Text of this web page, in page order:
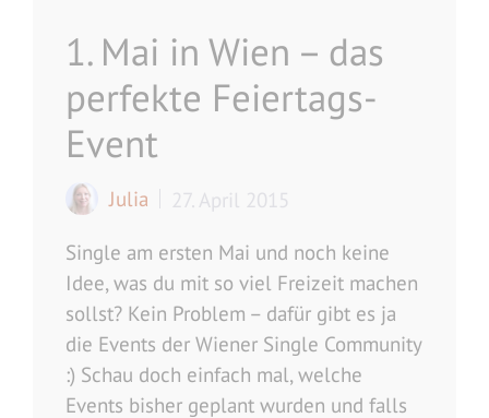
1. Mai in Wien – das
perfekte Feiertags-
Event
Julia 27. April 2015
Single am ersten Mai und noch keine
Idee, was du mit so viel Freizeit machen
sollst? Kein Problem – dafür gibt es ja
die Events der Wiener Single Community
:) Schau doch einfach mal, welche
Events bisher geplant wurden und falls